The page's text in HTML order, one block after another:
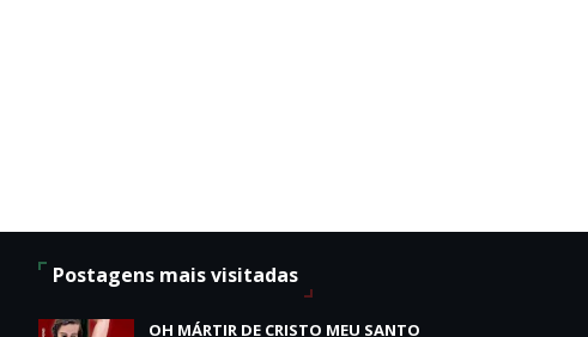
Postagens mais visitadas
OH MÁRTIR DE CRISTO MEU SANTO